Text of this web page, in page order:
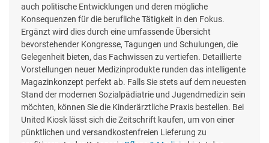
auch politische Entwicklungen und deren mögliche
Konsequenzen für die berufliche Tätigkeit in den Fokus.
Ergänzt wird dies durch eine umfassende Übersicht
bevorstehender Kongresse, Tagungen und Schulungen, die
Gelegenheit bieten, das Fachwissen zu vertiefen. Detaillierte
Vorstellungen neuer Medizinprodukte runden das intelligente
Magazinkonzept perfekt ab. Falls Sie stets auf dem neuesten
Stand der modernen Sozialpädiatrie und Jugendmedizin sein
möchten, können Sie die Kinderärztliche Praxis bestellen. Bei
United Kiosk lässt sich die Zeitschrift kaufen, um von einer
pünktlichen und versandkostenfreien Lieferung zu